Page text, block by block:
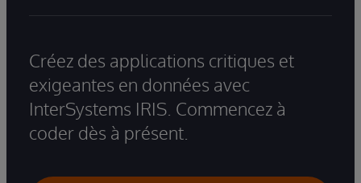
Créez des applications critiques et
exigeantes en données avec
InterSystems IRIS. Commencez à
coder dès à présent.